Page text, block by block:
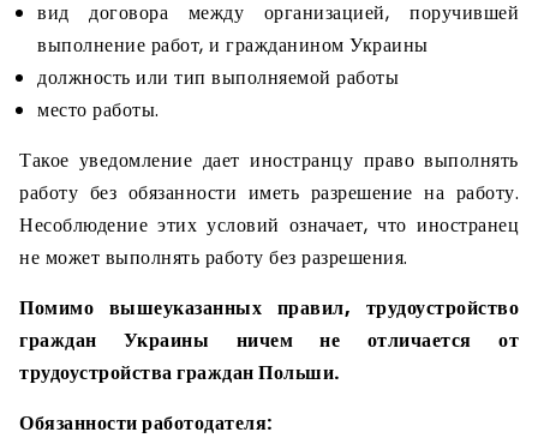
вид договора между организацией, поручившей
выполнение работ, и гражданином Украины
должность или тип выполняемой работы
место работы.
Такое уведомление дает иностранцу право выполнять
работу без обязанности иметь разрешение на работу.
Несоблюдение этих условий означает, что иностранец
не может выполнять работу без разрешения.
Помимо вышеуказанных правил, трудоустройство
граждан Украины ничем не отличается от
трудоустройства граждан Польши.
Обязанности работодателя: